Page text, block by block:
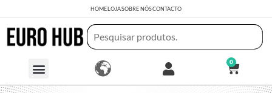
HOMELOJASOBRE NÓSCONTACTO
0